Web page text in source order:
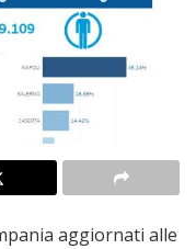
aggiornati alle